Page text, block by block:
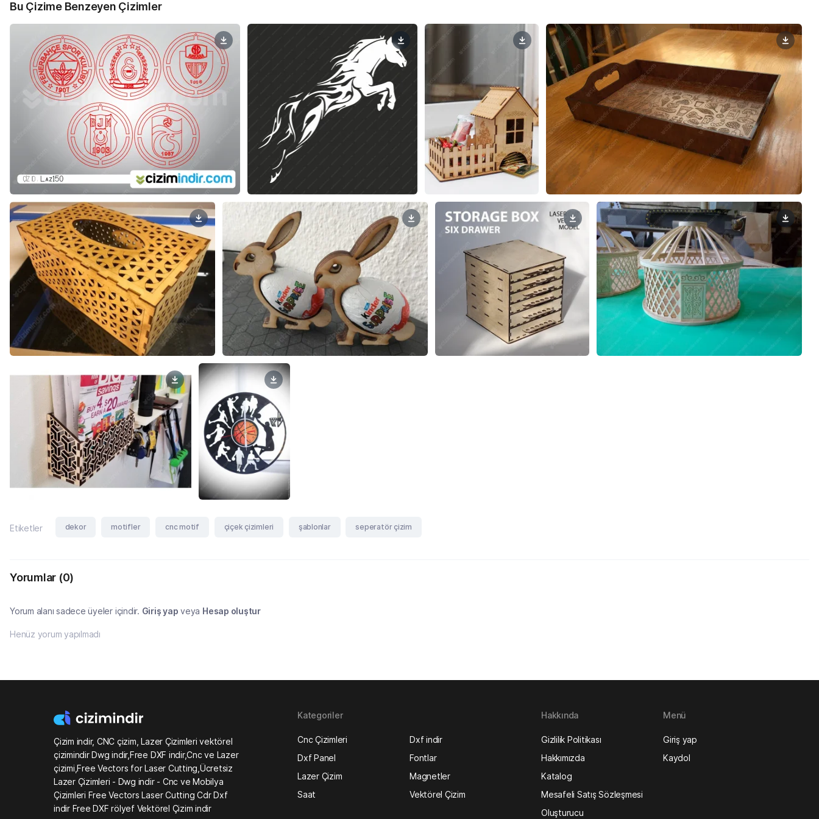
Bu Çizime Benzeyen Çizimler
Etiketler dekor motifler cnc motif çiçek çizimleri şablonlar seperatör çizim
Yorumlar (0)
Yorum alanı sadece üyeler içindir. Giriş yap veya Hesap oluştur
Henüz yorum yapılmadı
Çizim indir, CNC çizim, Lazer Çizimleri vektörel
çizimindir Dwg indir,Free DXF indir,Cnc ve Lazer
çizimi,Free Vectors for Laser Cutting,Ücretsiz
Lazer Çizimleri - Dwg indir - Cnc ve Mobilya
Çizimleri Free Vectors Laser Cutting Cdr Dxf
indir Free DXF rölyef Vektörel Çizim indir
Kategoriler
Cnc Çizimleri
Dxf indir
Dxf Panel
Fontlar
Lazer Çizim
Magnetler
Saat
Vektörel Çizim
Hakkında
Gizlilik Politikası
Hakkımızda
Katalog
Mesafeli Satış Sözleşmesi
Oluşturucu
Menü
Giriş yap
Kaydol